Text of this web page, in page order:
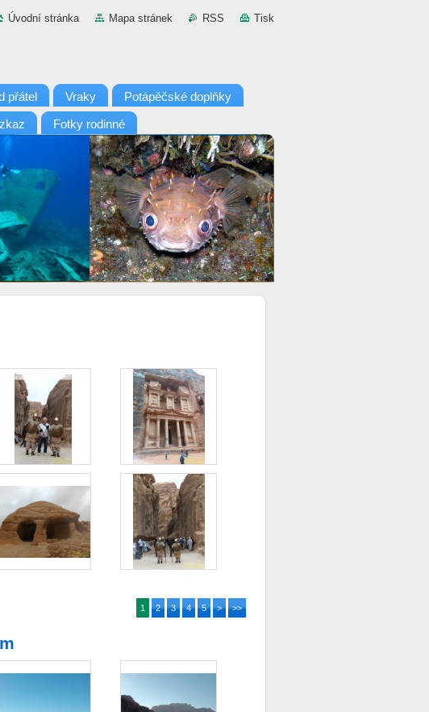
Úvodní stránka Mapa stránek RSS Tisk
přátel Vraky Potápěčské doplňky
Fotky rodinné
1 2 3 4 5 > >>